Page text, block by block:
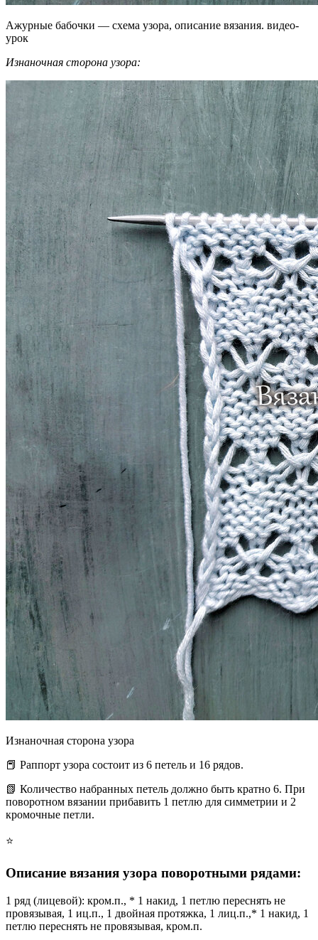
Ажурные бабочки — схема узора, описание вязания. видео-
урок
Изнаночная сторона узора:
Изнаночная сторона узора
📕 Раппорт узора состоит из 6 петель и 16 рядов.
📗 Количество набранных петель должно быть кратно 6. При
поворотном вязании прибавить 1 петлю для симметрии и 2
кромочные петли.
⭐
Описание вязания узора поворотными рядами:
1 ряд (лицевой): кром.п., * 1 накид, 1 петлю переснять не
провязывая, 1 иц.п., 1 двойная протяжка, 1 лиц.п.,* 1 накид, 1
петлю переснять не провязывая, кром.п.